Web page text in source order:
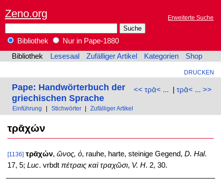
Zeno.org Erweiterte Suche
Bibliothek
Nur in Pape-1880
Bibliothek
Lesesaal Zufälliger Artikel Kategorien Shop
DRUCKEN
<< τρᾱ< ... | τρᾱ< ... >>
Pape: Handwörterbuch der
griechischen Sprache
Einführung Stichwörter Zufälliger Artikel
τρᾱχών
[1136] τρᾱχών, ῶνος, ὁ, rauhe, harte, steinige Gegend, D. Hal.
17, 5; Luc. vrbdt πέτραις καὶ τραχῶσι, V. H. 2, 30.